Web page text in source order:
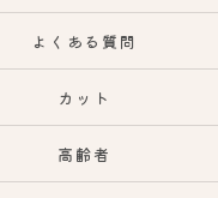
よくある質問
カット
高齢者